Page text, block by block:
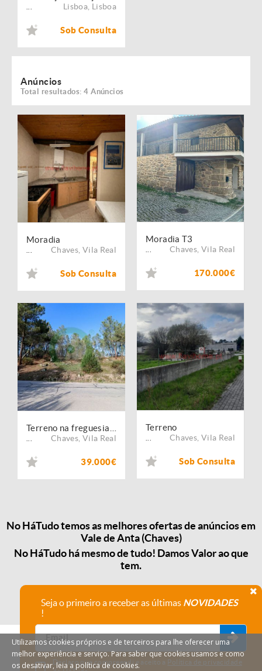
Lisboa Lisboa
Sob Consulta
Anúncios
Total resultados: 4 Anúncios
Moradia
Chaves Vila Real
Sob Consulta
Moradia T3
Chaves Vila Real
170.000€
Chaves Vila Real
39.000€
Terreno
Chaves Vila Real
Sob Consulta
No HáTudo temos as melhores ofertas de anúncios em
Vale de Anta (Chaves)
No HáTudo há mesmo de tudo! Damos Valor ao que
tem.
Seja o primeiro a receber as últimas NOVIDADES
!
Declaro que compreendi e aceito a Política de privacidade
Utilizamos cookies próprios e de terceiros para lhe oferecer uma
melhor experiência e serviço. Para saber que cookies usamos e como
os desativar, leia a política de cookies.